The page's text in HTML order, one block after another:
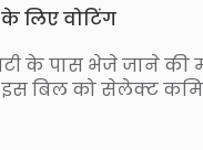
लिए वोटिंग
के पास भेजे जाने की
इस बिल को सेलेक्ट